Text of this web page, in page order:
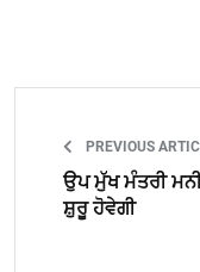
PREVIOUS
ਉਪ ਮੁੱਖ ਮੰਤਰੀ
ਸ਼ੁਰੂ ਹੋਵੇਗੀ